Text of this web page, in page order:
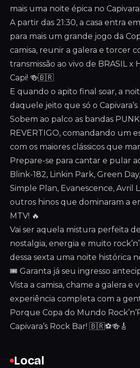
mais uma noite épica no
A partir das 21:30, a casa entra
para mais um grande jogo da
camisa, reunir a galera e torcer
transmissão ao vivo de BRASIL x
Capi! 🍻🇧🇷
E quando o apito final soar, a
daquele jeito que só o
Sobem ao palco as bandas
REVERTIGO, comandando um
com os maiores clássicos que
Prepare-se para cantar e pular
Blink-182, Linkin Park, Green
Simple Plan, Evanescence, Avril
outros hinos que dominaram a
MTV! 🔥
Vai ser aquela mistura perfeita
nostalgia, energia e muito
dessa sexta uma noite histórica
🎟️ Garanta já seu ingresso
Vista a camisa, chame a galera e
experiência completa com a
Porque Copa do Mundo
Capivara’s Rock Bar! 🇧🇷⚽🍻🎸
Local